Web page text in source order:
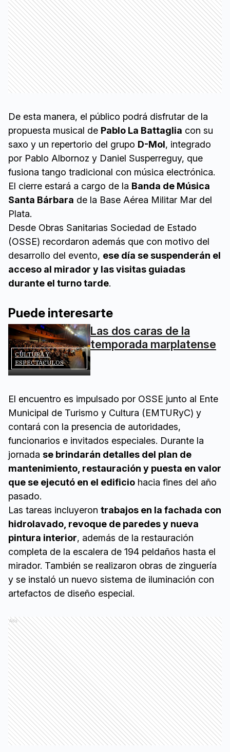
De esta manera, el público podrá disfrutar de la
propuesta musical de Pablo La Battaglia con su
saxo y un repertorio del grupo D-Mol, integrado
por Pablo Albornoz y Daniel Susperreguy, que
fusiona tango tradicional con música electrónica.
El cierre estará a cargo de la Banda de Música
Santa Bárbara de la Base Aérea Militar Mar del
Plata.
Desde Obras Sanitarias Sociedad de Estado
(OSSE) recordaron además que con motivo del
desarrollo del evento, ese día se suspenderán el
acceso al mirador y las visitas guiadas
durante el turno tarde.
Puede interesarte
CULTURA Y
ESPECTÁCULOS
Las dos caras de la
temporada marplatense
El encuentro es impulsado por OSSE junto al Ente
Municipal de Turismo y Cultura (EMTURyC) y
contará con la presencia de autoridades,
funcionarios e invitados especiales. Durante la
jornada se brindarán detalles del plan de
mantenimiento, restauración y puesta en valor
que se ejecutó en el edificio hacia fines del año
pasado.
Las tareas incluyeron trabajos en la fachada con
hidrolavado, revoque de paredes y nueva
pintura interior, además de la restauración
completa de la escalera de 194 peldaños hasta el
mirador. También se realizaron obras de zinguería
y se instaló un nuevo sistema de iluminación con
artefactos de diseño especial.
Ads